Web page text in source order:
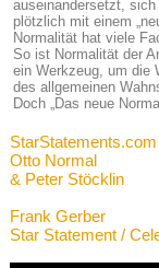
auseinandersetzt,
plötzlich mit einem
Normalität hat viele
So ist Normalität der
ein Werkzeug, um die
des allgemeinen
Doch „Das neue
Otto Normal
& Peter Stöcklin
Frank Gerber
Star Statement /